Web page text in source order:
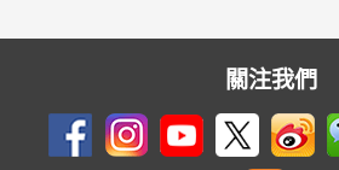
關注我們